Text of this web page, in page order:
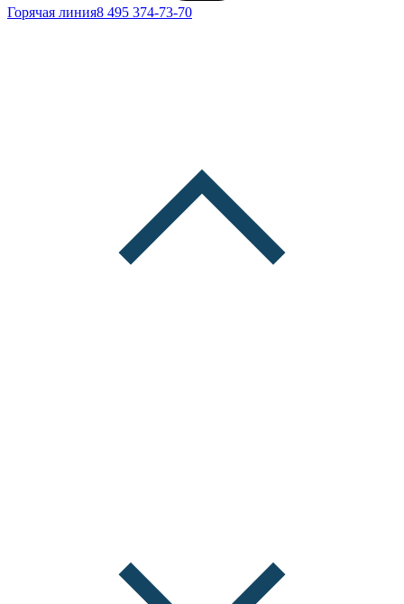
Горячая линия8 495 374-73-70